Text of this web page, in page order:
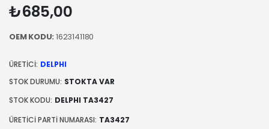
₺685,00
OEM KODU:1623141180
ÜRETICI: DELPHI
STOK DURUMU: STOKTA VAR
STOK KODU: DELPHI TA3427
ÜRETICI PARTI NUMARASI: TA3427